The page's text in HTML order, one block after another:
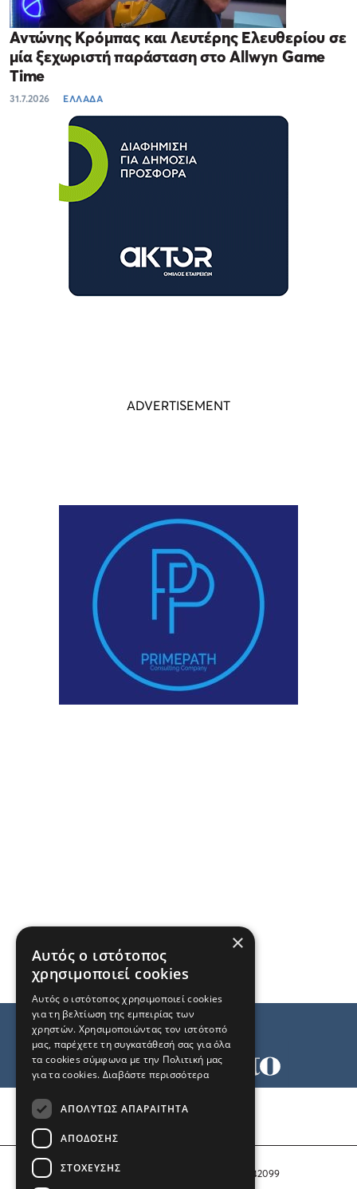
Αντώνης Κρόμπας και Λευτέρης Ελευθερίου σε
μία ξεχωριστή παράσταση στο Allwyn Game
Time
31.7.2026 ΕΛΛΑΔΑ
Αριθμός Πιστοποίησης Μ.Η.Τ. 242099
×
Αυτός ο ιστότοπος
χρησιμοποιεί cookies
Αυτός ο ιστότοπος χρησιμοποιεί cookies
για τη βελτίωση της εμπειρίας των
χρηστών. Χρησιμοποιώντας τον ιστότοπό
μας, παρέχετε τη συγκατάθεσή σας για όλα
τα cookies σύμφωνα με την Πολιτική μας
για τα cookies. Διαβάστε περισσότερα
ΑΠΟΛΎΤΩΣ ΑΠΑΡΑΊΤΗΤΑ
ΑΠΌΔΟΣΗΣ
ΣΤΌΧΕΥΣΗΣ